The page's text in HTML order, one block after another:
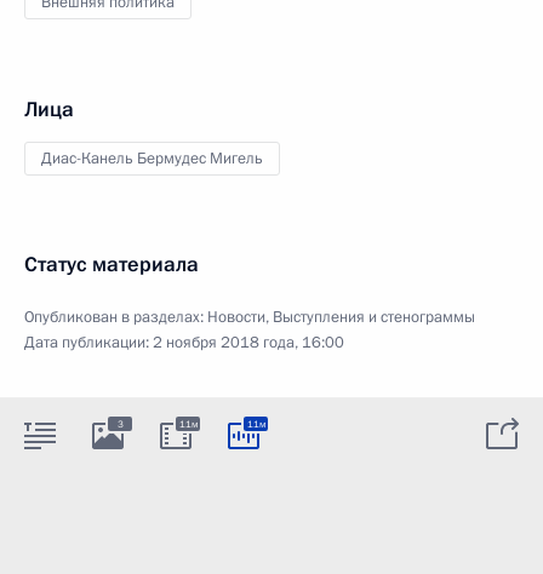
Лица
Диас-Канель Бермудес Мигель
Статус материала
Опубликован в разделах: Новости, Выступления и стенограммы
Дата публикации:2 ноября 2018 года, 16:00
3 11м 11м